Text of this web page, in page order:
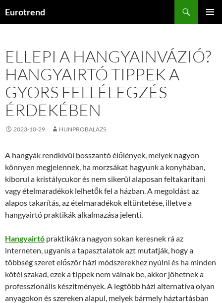
Eurotrend
ELLEPI A HANGYAINVÁZIÓ?
HANGYAIRTÓ TIPPEK A
GYORS FELLÉLEGZÉS
ÉRDEKÉBEN
2023-10-29 HUNPROBALAZS
A hangyák rendkívül bosszantó élőlények, melyek nagyon
könnyen megjelennek, ha morzsákat hagyunk a konyhában,
kiborul a kristálycukor és nem sikerül alaposan feltakarítani
vagy ételmaradékok lelhetők fel a házban. A megoldást az
alapos takarítás, az ételmaradékok eltüntetése, illetve a
hangyairtó praktikák alkalmazása jelenti.
Hangyairtó praktikákra nagyon sokan keresnek rá az
interneten, ugyanis a tapasztalatok azt mutatják, hogy a
többség szeret először házi módszerekhez nyúlni és ha minden
kötél szakad, ezek a tippek nem válnak be, akkor jöhetnek a
professzionális készítmények. A legtöbb házi alternatíva olyan
anyagokon és szereken alapul, melyek bármely háztartásban